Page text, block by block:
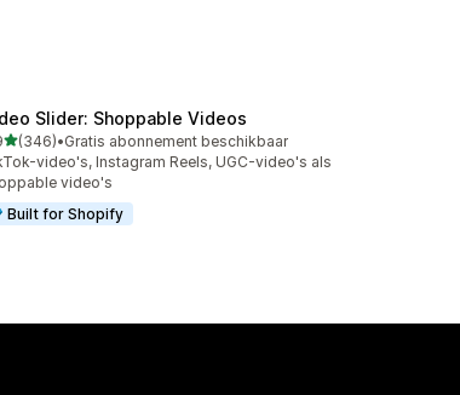
Slider: Shoppable Videos
van 5 sterren
(346)
recensies in totaal
•Gratis abonnement beschikbaar
video's, Instagram Reels, UGC-video's als
video's
Built for Shopify